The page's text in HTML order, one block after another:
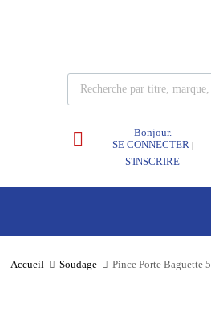
Bonjour.
SE CONNECTER |
S'INSCRIRE
Accueil Soudage Pince Porte Baguette